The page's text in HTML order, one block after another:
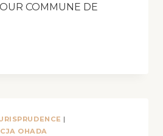
COMMUNE DE
|
OHADA